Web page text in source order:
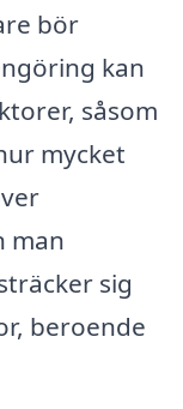
bör
kan
såsom
mycket
man
sig
beroende